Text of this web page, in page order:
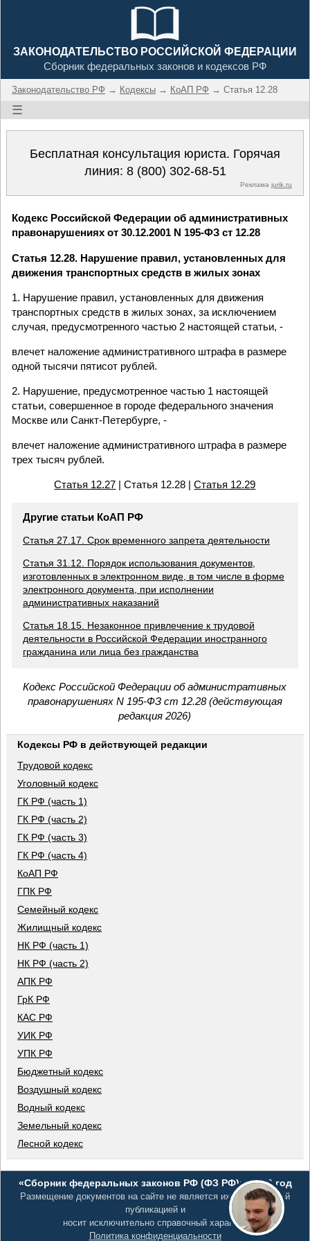
ЗАКОНОДАТЕЛЬСТВО РОССИЙСКОЙ ФЕДЕРАЦИИ
Сборник федеральных законов и кодексов РФ
Законодательство РФ → Кодексы → КоАП РФ → Статья 12.28
☰
Бесплатная консультация юриста. Горячая
линия: 8 (800) 302-68-51
Реклама jurik.ru
Кодекс Российской Федерации об административных
правонарушениях от 30.12.2001 N 195-ФЗ ст 12.28
Статья 12.28. Нарушение правил, установленных для
движения транспортных средств в жилых зонах
1. Нарушение правил, установленных для движения
транспортных средств в жилых зонах, за исключением
случая, предусмотренного частью 2 настоящей статьи, -
влечет наложение административного штрафа в размере
одной тысячи пятисот рублей.
2. Нарушение, предусмотренное частью 1 настоящей
статьи, совершенное в городе федерального значения
Москве или Санкт-Петербурге, -
влечет наложение административного штрафа в размере
трех тысяч рублей.
Статья 12.27 | Статья 12.28 |Статья 12.29
Другие статьи КоАП РФ
Статья 27.17. Срок временного запрета деятельности
Статья 31.12. Порядок использования документов,
изготовленных в электронном виде, в том числе в форме
электронного документа, при исполнении
административных наказаний
Статья 18.15. Незаконное привлечение к трудовой
деятельности в Российской Федерации иностранного
гражданина или лица без гражданства
Кодекс Российской Федерации об административных
правонарушениях N 195-ФЗ ст 12.28 (действующая
редакция 2026)
Кодексы РФ в действующей редакции
Трудовой кодекс
Уголовный кодекс
ГК РФ (часть 1)
ГК РФ (часть 2)
ГК РФ (часть 3)
ГК РФ (часть 4)
КоАП РФ
ГПК РФ
Семейный кодекс
Жилищный кодекс
НК РФ (часть 1)
НК РФ (часть 2)
АПК РФ
ГрК РФ
КАС РФ
УИК РФ
УПК РФ
Бюджетный кодекс
Воздушный кодекс
Водный кодекс
Земельный кодекс
Лесной кодекс
«Сборник федеральных законов РФ (ФЗ РФ)», 2026 год
Размещение документов на сайте не является их официальной
публикацией и
носит исключительно справочный характер
Политика конфиденциальности